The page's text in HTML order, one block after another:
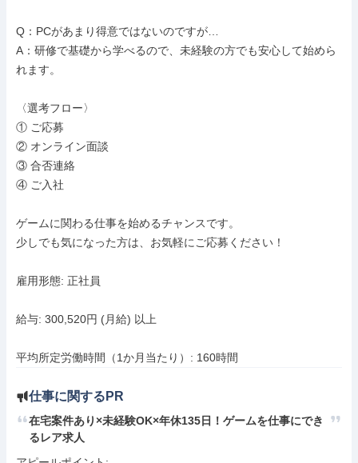
Q：PCがあまり得意ではないのですが…
A：研修で基礎から学べるので、未経験の方でも安心して始めら
れます。
〈選考フロー〉
① ご応募
② オンライン面談
③ 合否連絡
④ ご入社
ゲームに関わる仕事を始めるチャンスです。
少しでも気になった方は、お気軽にご応募ください！
雇用形態: 正社員
給与: 300,520円 (月給) 以上
平均所定労働時間（1か月当たり）: 160時間
仕事に関するPR
在宅案件あり×未経験OK×年休135日！ゲームを仕事にでき
るレア求人